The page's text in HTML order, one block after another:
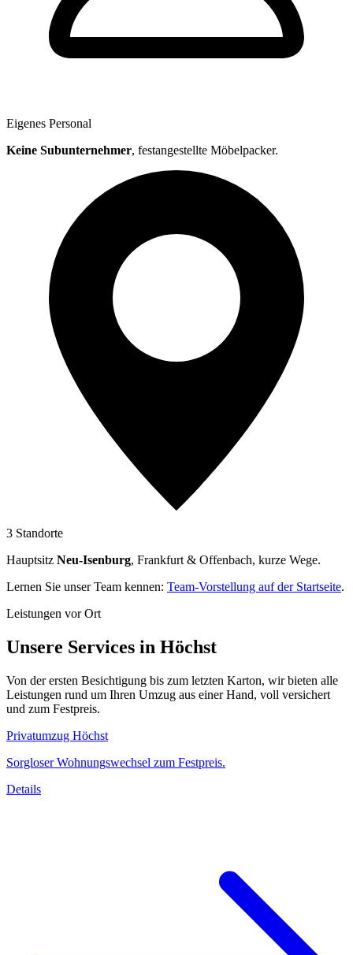
Eigenes Personal
Keine Subunternehmer, festangestellte Möbelpacker.
3 Standorte
Hauptsitz Neu-Isenburg, Frankfurt & Offenbach, kurze Wege.
Lernen Sie unser Team kennen: Team-Vorstellung auf der Startseite.
Leistungen vor Ort
Unsere Services in Höchst
Von der ersten Besichtigung bis zum letzten Karton, wir bieten alle
Leistungen rund um Ihren Umzug aus einer Hand, voll versichert
und zum Festpreis.
Privatumzug Höchst
Sorgloser Wohnungswechsel zum Festpreis.
Details